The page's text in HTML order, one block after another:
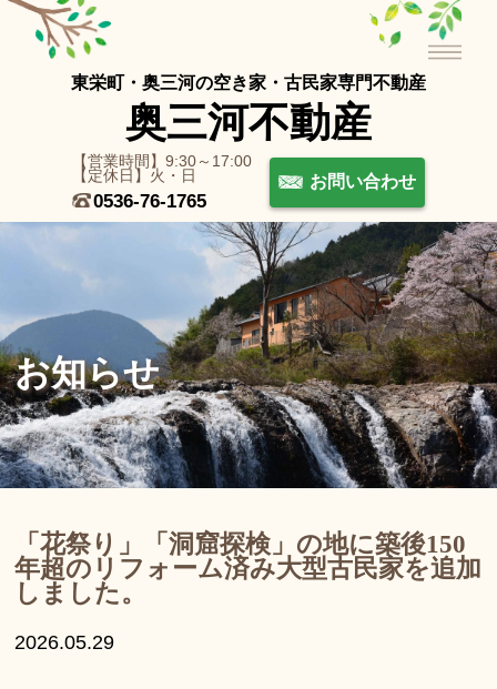
東栄町・奥三河の空き家・古⺠家専⾨不動産
奥三河不動産
【営業時間】9:30～17:00
【定休日】火・日
0536-76-1765
お問い合わせ
お知らせ
「花祭り」「洞窟探検」の地に築後150
年超のリフォーム済み大型古民家を追加
しました。
2026.05.29